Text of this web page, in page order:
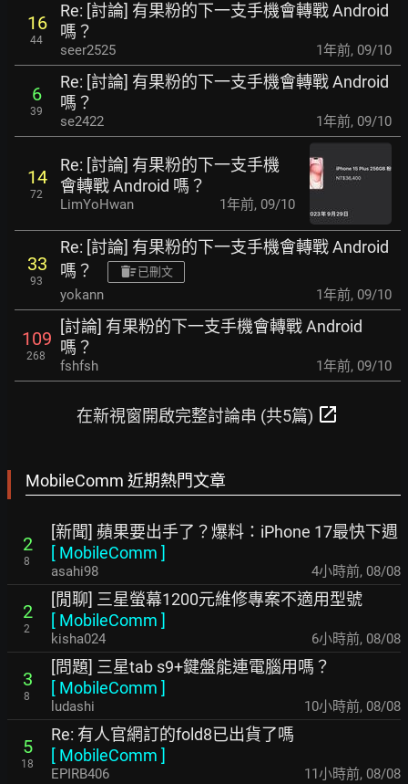
16
44
Re: [討論] 有果粉的下一支手機會轉戰 Android
嗎？
seer2525 1年前, 09/10
6
39
Re: [討論] 有果粉的下一支手機會轉戰 Android
嗎？
se2422 1年前, 09/10
14
72
Re: [討論] 有果粉的下一支手機
會轉戰 Android 嗎？
LimYoHwan 1年前, 09/10
33
93
Re: [討論] 有果粉的下一支手機會轉戰 Android
嗎？
已刪文
yokann 1年前, 09/10
109
268
[討論] 有果粉的下一支手機會轉戰 Android
嗎？
fshfsh 1年前, 09/10
在新視窗開啟完整討論串 (共5篇) open_in_new
MobileComm 近期熱門文章
2
8
[新聞] 蘋果要出手了？爆料：iPhone 17最快下週
[ MobileComm ]
asahi98 4小時前, 08/08
2
2
[閒聊] 三星螢幕1200元維修專案不適用型號
[ MobileComm ]
kisha024 6小時前, 08/08
3
8
[問題] 三星tab s9+鍵盤能連電腦用嗎？
[ MobileComm ]
ludashi 10小時前, 08/08
5
18
Re: 有人官網訂的fold8已出貨了嗎
[ MobileComm ]
EPIRB406 11小時前, 08/08